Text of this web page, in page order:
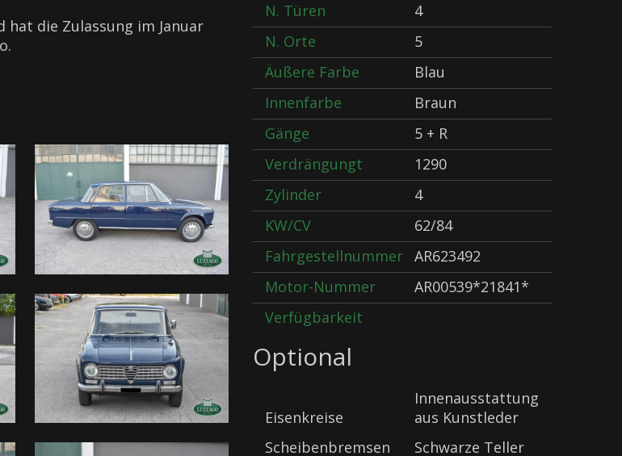
hat die Zulassung im Januar
N. Türen
4
N. Orte
5
Äußere Farbe
Blau
Innenfarbe
Braun
Gänge
5 + R
Verdrängungt
1290
Zylinder
4
KW/CV
62/84
Fahrgestellnummer AR623492
Motor-Nummer
AR00539*21841*
Verfügbarkeit
Optional
Eisenkreise
Innenausstattung
aus Kunstleder
Scheibenbremsen
Schwarze Teller